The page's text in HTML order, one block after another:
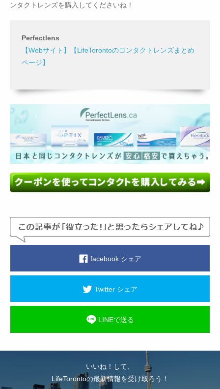
ンタクトレンズを購入してくださいね！
Perfectlens
【Webサイト】
【LifeTorontoのコンタクトレンズまとめ
ページ】
facebook シェア
Twitter シェア
LINEで送る
いいね！して、
LifeTorontoの最新情報を受け取ろう！